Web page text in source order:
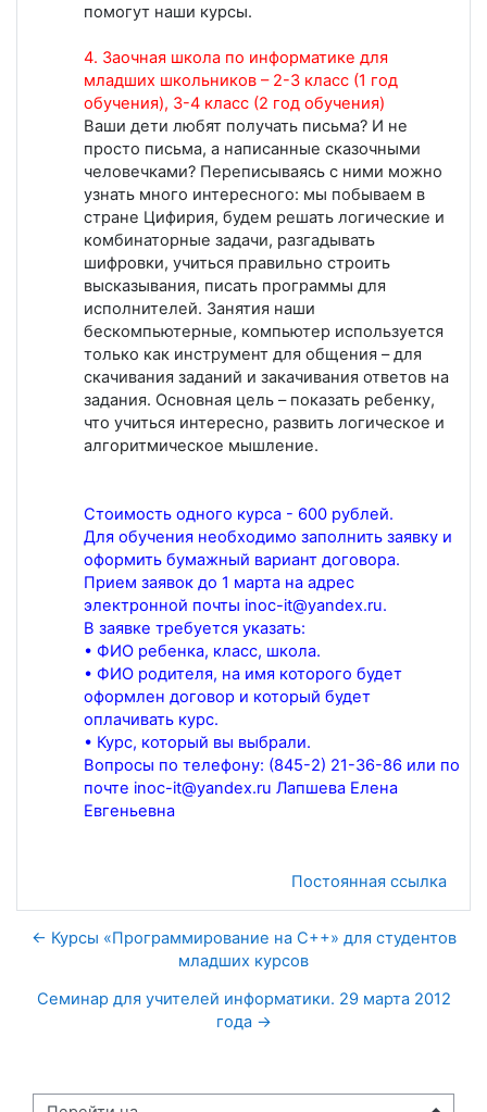
помогут наши курсы.
4. Заочная школа по информатике для
младших школьников – 2-3 класс (1 год
обучения), 3-4 класс (2 год обучения)
Ваши дети любят получать письма? И не
просто письма, а написанные сказочными
человечками? Переписываясь с ними можно
узнать много интересного: мы побываем в
стране Цифирия, будем решать логические и
комбинаторные задачи, разгадывать
шифровки, учиться правильно строить
высказывания, писать программы для
исполнителей. Занятия наши
бескомпьютерные, компьютер используется
только как инструмент для общения – для
скачивания заданий и закачивания ответов на
задания. Основная цель – показать ребенку,
что учиться интересно, развить логическое и
алгоритмическое мышление.
Стоимость одного курса - 600 рублей.
Для обучения необходимо заполнить заявку и
оформить бумажный вариант договора.
Прием заявок до 1 марта на адрес
электронной почты inoc-it@yandex.ru.
В заявке требуется указать:
• ФИО ребенка, класс, школа.
• ФИО родителя, на имя которого будет
оформлен договор и который будет
оплачивать курс.
• Курс, который вы выбрали.
Вопросы по телефону: (845-2) 21-36-86 или по
почте inoc-it@yandex.ru Лапшева Елена
Евгеньевна
Постоянная ссылка
← Курсы «Программирование на C++» для студентов
младших курсов
Семинар для учителей информатики. 29 марта 2012
года →